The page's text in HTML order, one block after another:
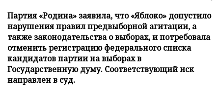
Партия «Родина» заявила, что «Яблоко» допустило
нарушения правил предвыборной агитации, а
также законодательства о выборах, и потребовала
отменить регистрацию федерального списка
кандидатов партии на выборах в
Государственную думу. Соответствующий иск
направлен в суд.